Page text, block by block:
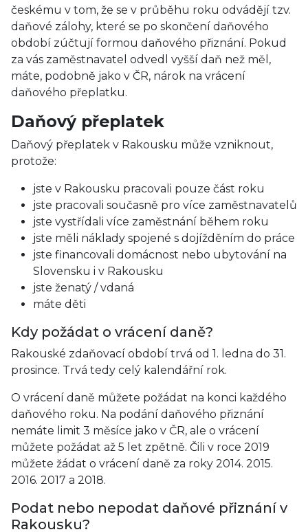
českému v tom, že se v průběhu roku odvádějí tzv.
daňové zálohy, které se po skončení daňového
období zúčtují formou daňového přiznání. Pokud
za vás zaměstnavatel odvedl vyšší daň než měl,
máte, podobně jako v ČR, nárok na vrácení
daňového přeplatku.
Daňový přeplatek
Daňový přeplatek v Rakousku může vzniknout,
protože:
jste v Rakousku pracovali pouze část roku
jste pracovali současně pro více zaměstnavatelů
jste vystřídali více zaměstnání během roku
jste měli náklady spojené s dojížděním do práce
jste financovali domácnost nebo ubytování na
Slovensku i v Rakousku
jste ženatý / vdaná
máte děti
Kdy požádat o vrácení daně?
Rakouské zdaňovací období trvá od 1. ledna do 31.
prosince. Trvá tedy celý kalendářní rok.
O vrácení daně můžete požádat na konci každého
daňového roku. Na podání daňového přiznání
nemáte limit 3 měsíce jako v ČR, ale o vrácení
můžete požádat až 5 let zpětně. Čili v roce 2019
můžete žádat o vrácení daně za roky 2014. 2015.
2016. 2017 a 2018.
Podat nebo nepodat daňové přiznání v
Rakousku?